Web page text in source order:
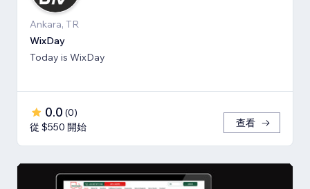
Ankara, TR
WixDay
Today is WixDay
0.0 (0)
從 $550 開始
查看